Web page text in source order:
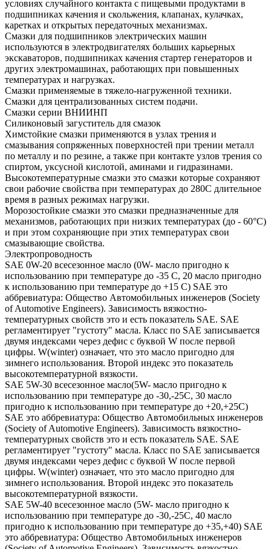
условиях случайного контакта с пищевыми продуктами в
подшипниках качения и скольжения, клапанах, кулачках,
каретках и открытых передаточных механизмах.
Смазки для подшипников электрических машин
используются в электродвигателях больших карьерных
экскаваторов, подшипниках качения стартер генераторов и
других электромашинах, работающих при повышенных
температурах и нагрузках.
Смазки применяемые в тяжело-нагруженной техники.
Смазки для централизованных систем подачи.
Смазки серии ВНИИНП
Силиконовый загуститель для смазок
Химстойкие смазки применяются в узлах трения и
смазывания сопряженных поверхностей при трении металл
по металлу и по резине, а также при контакте узлов трения со
спиртом, уксусной кислотой, аминами и гидразинами.
Высокотемпературные смазки это смазки которые сохраняют
свои рабочие свойства при температурах до 280С длительное
время в разных режимах нагрузки.
Морозостойкие смазки это смазки предназначенные для
механизмов, работающих при низких температурах (до - 60°С)
и при этом сохраняющие при этих температурах свои
смазывающие свойства.
Электропроводность
SAE 0W-20 всесезонное масло (0W- масло пригодно к
использованию при температуре до -35 С, 20 масло пригодно
к использованию при температуре до +15 С) SAE это
аббревиатура: Общество Автомобильных инженеров (Society
of Automotive Engineers). Зависимость вязкостно-
температурных свойств это и есть показатель SAE. SAE
регламентирует "густоту" масла. Класс по SAE записывается
двумя индексами через дефис с буквой W после первой
цифры. W(winter) означает, что это масло пригодно для
зимнего использования. Второй индекс это показатель
высокотемпературной вязкости.
SAE 5W-30 всесезонное масло(5W- масло пригодно к
использованию при температуре до -30,-25С, 30 масло
пригодно к использованию при температуре до +20,+25С)
SAE это аббревиатура: Общество Автомобильных инженеров
(Society of Automotive Engineers). Зависимость вязкостно-
температурных свойств это и есть показатель SAE. SAE
регламентирует "густоту" масла. Класс по SAE записывается
двумя индексами через дефис с буквой W после первой
цифры. W(winter) означает, что это масло пригодно для
зимнего использования. Второй индекс это показатель
высокотемпературной вязкости.
SAE 5W-40 всесезонное масло (5W- масло пригодно к
использованию при температуре до -30,-25С, 40 масло
пригодно к использованию при температуре до +35,+40) SAE
это аббревиатура: Общество Автомобильных инженеров